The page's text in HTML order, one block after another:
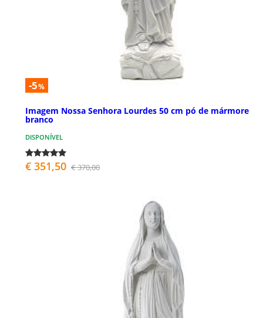
-5%
Imagem Nossa Senhora Lourdes 50 cm pó de mármore
branco
DISPONÍVEL
€ 351,50 € 370,00